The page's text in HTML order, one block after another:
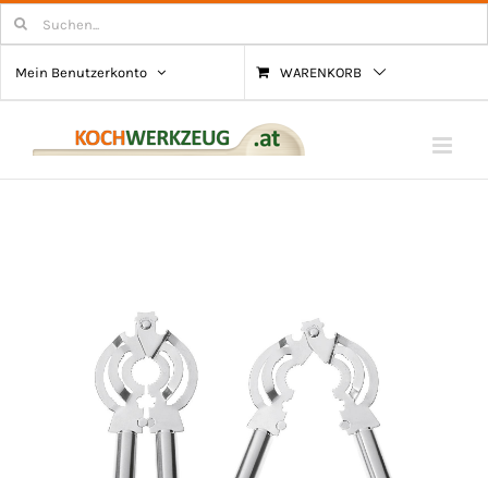
Zum
Inhalt
springen
Suchen
nach:
Mein Benutzerkonto
WARENKORB